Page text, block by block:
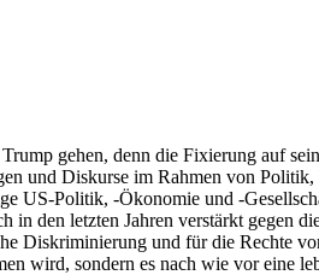
gehen, denn die Fixierung auf
und Diskurse im Rahmen von
US-Politik, -Ökonomie und -
den letzten Jahren verstärkt gegen
Diskriminierung und für die Rechte
wird, sondern es nach wie vor eine